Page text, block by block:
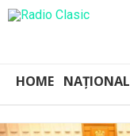
HOME NAȚIONAL